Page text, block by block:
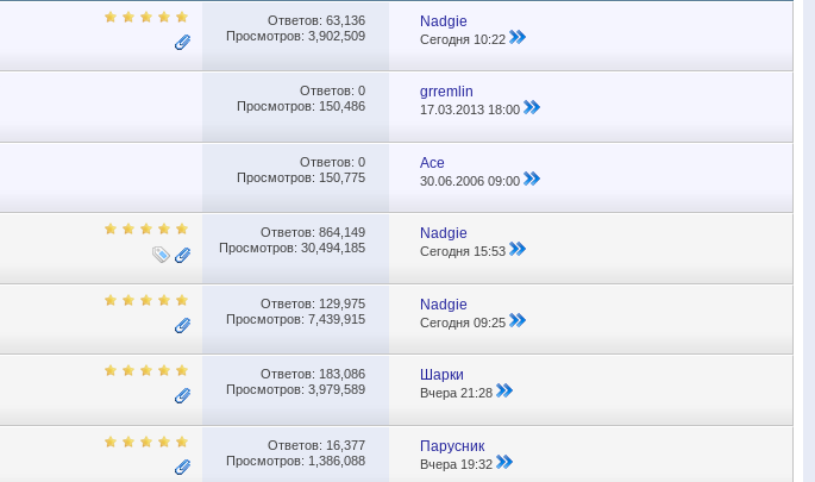
Ответов: 63,136
Просмотров: 3,902,509
Nadgie
Сегодня 10:22
Ответов: 0
Просмотров: 150,486
grremlin
17.03.2013 18:00
Ответов: 0
Просмотров: 150,775
Ace
30.06.200609:00
Ответов: 864,149
Просмотров: 30,494,185
Nadgie
Сегодня 15:53
Ответов: 129,975
Просмотров: 7,439,915
Nadgie
Сегодня09:25
Ответов: 183,086
Просмотров: 3,979,589
Шарки
Вчера21:28
Ответов: 16,377
Просмотров: 1,386,088
Парусник
Вчера 19:32